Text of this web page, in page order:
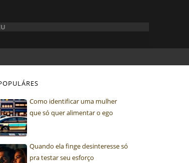
Como identificar uma mulher
que só quer alimentar o ego
Quando ela finge desinteresse só
pra testar seu esforço